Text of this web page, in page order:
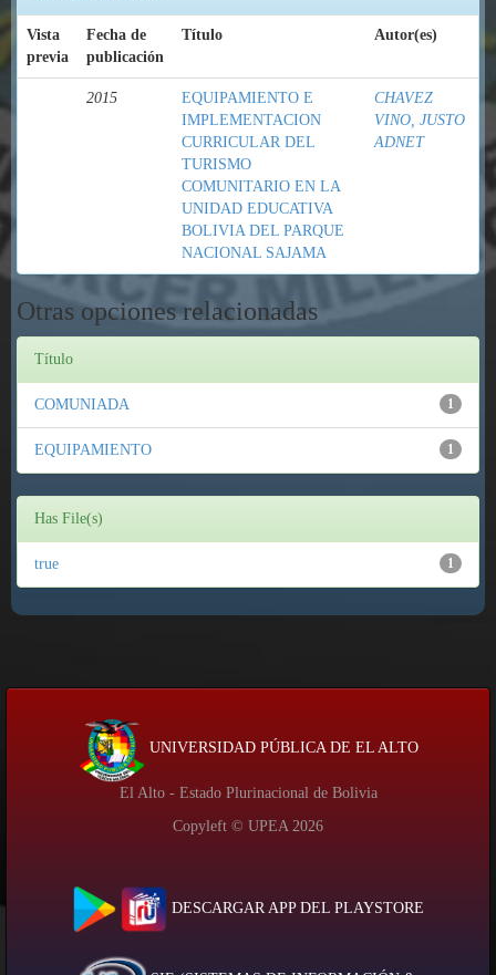
Vista
previa
Fecha de
publicación
Título Autor(es)
2015
EQUIPAMIENTO E
IMPLEMENTACION
CURRICULAR DEL
TURISMO
COMUNITARIO EN LA
UNIDAD EDUCATIVA
BOLIVIA DEL PARQUE
NACIONAL SAJAMA
CHAVEZ
VINO, JUSTO
ADNET
Otras opciones relacionadas
Título
1
COMUNIADA
1
EQUIPAMIENTO
Has File(s)
1
true
UNIVERSIDAD PÚBLICA DE EL ALTO
El Alto - Estado Plurinacional de Bolivia
Copyleft © UPEA 2026
DESCARGAR APP DEL PLAYSTORE